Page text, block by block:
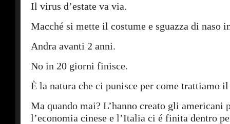
Il virus d’estate va via.
Macché si mette il costume e sguazza di naso
Andra avanti 2 anni.
No in 20 giorni finisce.
È la natura che ci punisce per come trattiamo
Ma quando mai? L’hanno creato gli americani
l’economia cinese e l’Italia ci é finita dentro